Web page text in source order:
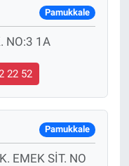
Pamukkale
NO:3 1A
22 52
Pamukkale
EMEK SİT. NO